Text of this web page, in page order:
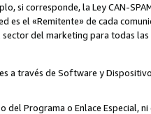
si corresponde, la Ley CAN-
es el «Remitente» de cada
del marketing para todas
a través de Software y
del Programa o Enlace Especial,